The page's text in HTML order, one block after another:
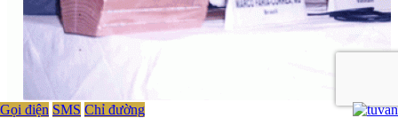
Gọi điện SMS Chỉ đường